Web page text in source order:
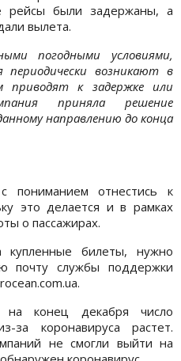
рейсы были задержаны, а
вылета.
погодными условиями,
периодически возникают в
приводят к задержке или
приняла решение
направлению до конца
пониманием отнестись к
это делается и в рамках
о пассажирах.
билеты, нужно
почту службы поддержки
конец декабря число
за коронавируса растет.
не смогли выйти на